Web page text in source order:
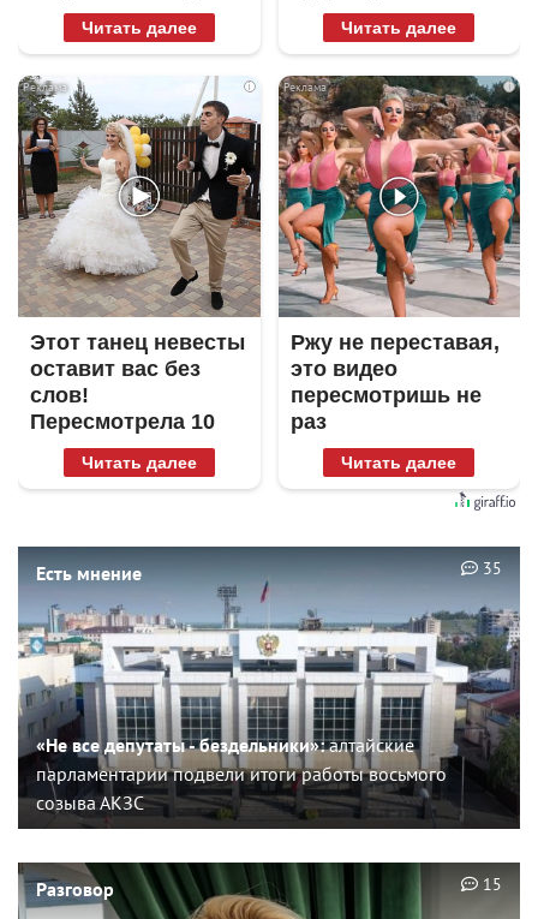
Читать далее Читать далее
i
Этот танец невесты
оставит вас без
слов!
Пересмотрела 10
раз
Читать далее
i
Ржу не переставая,
это видео
пересмотришь не
раз
Читать далее
Есть мнение
«Не все депутаты - бездельники»:алтайские
парламентарии подвели итоги работы восьмого
созыва АКЗС
35
Разговор 15